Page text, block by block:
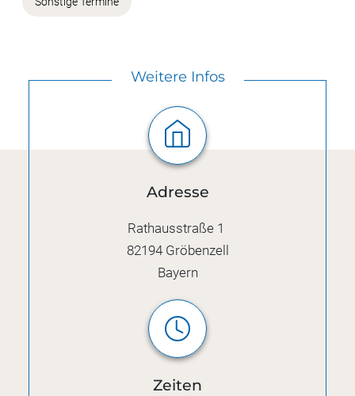
Weitere Infos
Adresse
Rathausstraße 1
82194 Gröbenzell
Bayern
Zeiten